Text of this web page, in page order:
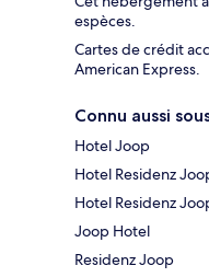
espèces.
Cartes de crédit
American Express.
Connu aussi
Hotel Joop
Hotel Residenz
Hotel Residenz
Joop Hotel
Residenz Joop